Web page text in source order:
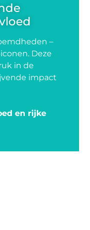
–
Deze
in de
impact
en rijke